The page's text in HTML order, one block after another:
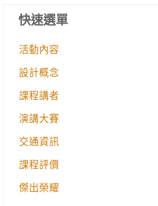
快速選單
活動內容
設計概念
課程講者
演講大賽
交通資訊
課程評價
傑出榮耀